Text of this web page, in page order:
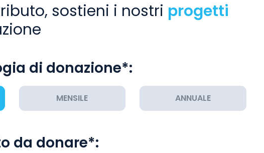
sostieni i nostri progetti
di donazione*:
MENSILE ANNUALE
da donare*: